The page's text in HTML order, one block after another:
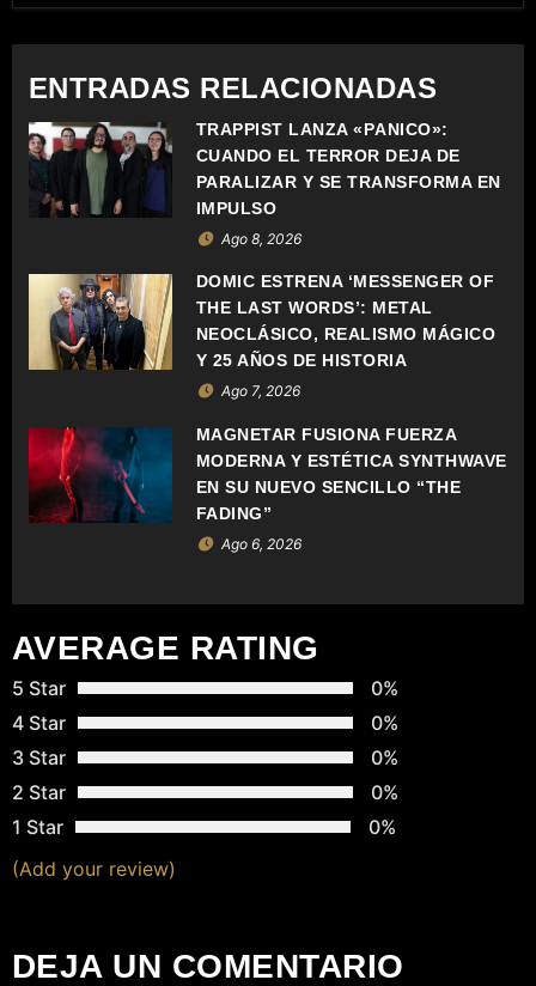
G
A
C
I
Ó
N
D
E
E
N
T
A
D
A
S
ENTRADAS RELACIONADAS
TRAPPIST LANZA «PÁNICO»:
CUANDO EL TERROR DEJA DE
PARALIZAR Y SE TRANSFORMA EN
IMPULSO
Ago 8, 2026
DOMIC ESTRENA ‘MESSENGER OF
THE LAST WORDS’: METAL
NEOCLÁSICO, REALISMO MÁGICO
Y 25 AÑOS DE HISTORIA
Ago 7, 2026
MAGNETAR FUSIONA FUERZA
MODERNA Y ESTÉTICA SYNTHWAVE
EN SU NUEVO SENCILLO “THE
FADING”
Ago 6, 2026
AVERAGE RATING
5 Star
0%
4 Star
0%
3 Star
0%
2 Star
0%
1 Star
0%
(Add your review)
DEJA UN COMENTARIO